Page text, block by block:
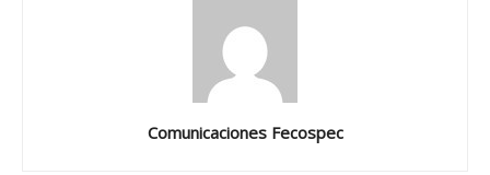
Comunicaciones Fecospec